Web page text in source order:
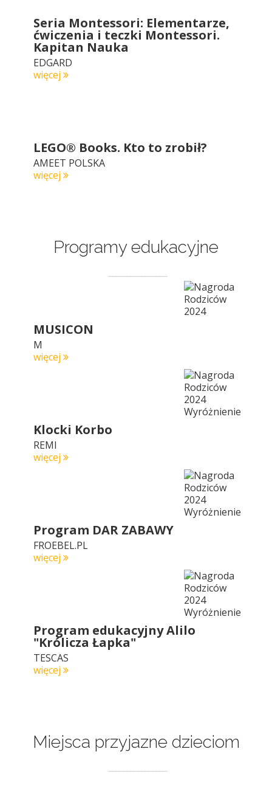
Seria Montessori: Elementarze,
ćwiczenia i teczki Montessori.
Kapitan Nauka
EDGARD
więcej
LEGO® Books. Kto to zrobił?
AMEET POLSKA
więcej
Programy edukacyjne
MUSICON
M
więcej
Klocki Korbo
REMI
więcej
Program DAR ZABAWY
FROEBEL.PL
więcej
Program edukacyjny Alilo
"Królicza Łapka"
TESCAS
więcej
Miejsca przyjazne dzieciom